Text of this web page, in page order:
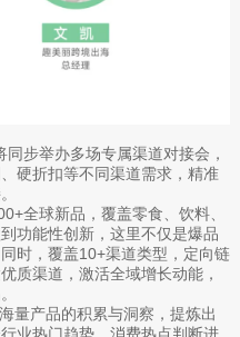
步举办多场专属渠道对接会，
硬折扣等不同渠道需求，精准
全球新品，覆盖零食、饮料、
功能性创新，这里不仅是爆品
时，覆盖10+渠道类型，定向链
质渠道，激活全域增长动能，
量产品的积累与洞察，提炼出
业热门趋势、消费热点判断进